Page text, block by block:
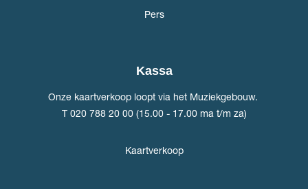
Pers
Kassa
Onze kaartverkoop loopt via het Muziekgebouw.
T 020 788 20 00 (15.00 - 17.00 ma t/m za)
Kaartverkoop